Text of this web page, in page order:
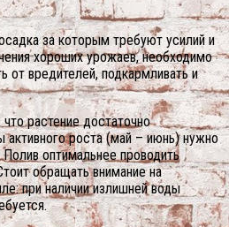
за которым требуют усилий и
хороших урожаев, необходимо
от вредителей, подкармливать и
растение достаточно
активного роста (май – июнь) нужно
оптимальнее проводить
обращать внимание на
при наличии излишней воды